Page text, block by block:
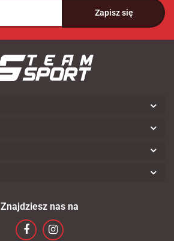
Znajdziesz nas na